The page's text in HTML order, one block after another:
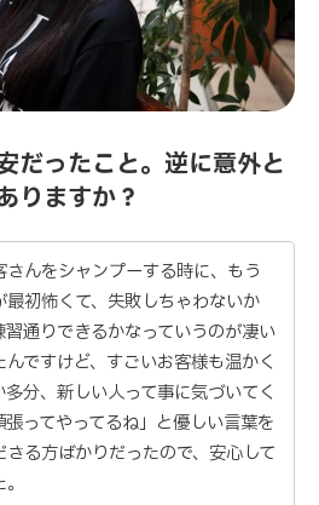
だったこと。逆に意外と
りますか？
さんをシャンプーする時に、もう
最初怖くて、失敗しちゃわないか
習通りできるかなっていうのが凄い
んですけど、すごいお客様も温かく
多分、新しい人って事に気づいてく
張ってやってるね」と優しい言葉を
さる方ばかりだったので、安心して